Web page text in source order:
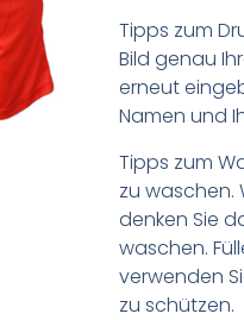
Tipps zum
Bild genau
erneut
Namen und
Tipps zum
zu waschen.
denken Sie
waschen.
verwenden
zu schützen.